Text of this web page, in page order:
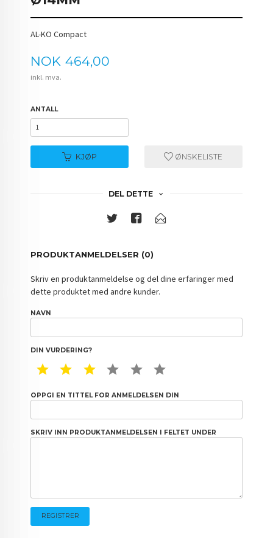
AL-KO Compact
Pris
NOK 464,00
inkl. mva.
ANTALL
KJØP ØNSKELISTE
DEL DETTE
PRODUKTANMELDELSER (0)
Skriv en produktanmeldelse og del dine erfaringer med
dette produktet med andre kunder.
NAVN
DIN VURDERING?
1 STAR2 STAR3 STAR4 STAR5 STAR
OPPGI EN TITTEL FOR ANMELDELSEN DIN
SKRIV INN PRODUKTANMELDELSEN I FELTET UNDER